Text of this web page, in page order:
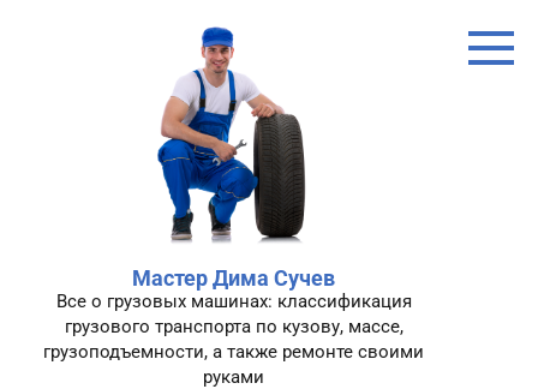
Мастер Дима Сучев
Все о грузовых машинах: классификация
грузового транспорта по кузову, массе,
грузоподъемности, а также ремонте своими
руками